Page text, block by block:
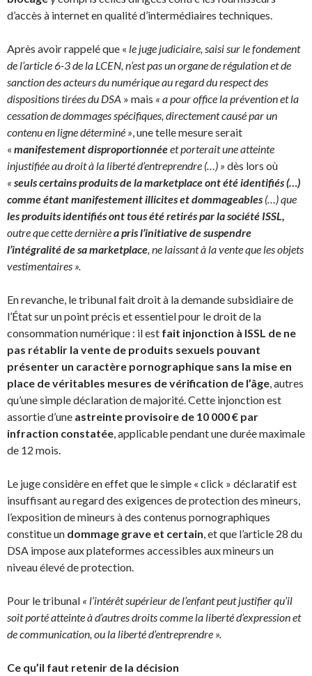
d’accès à internet en qualité d’intermédiaires techniques.
Après avoir rappelé que « le juge judiciaire, saisi sur le fondement
de l’article 6-3 de la LCEN, n’est pas un organe de régulation et de
sanction des acteurs du numérique au regard du respect des
dispositions tirées du DSA » mais « a pour office la prévention et la
cessation de dommages spécifiques, directement causé par un
contenu en ligne déterminé », une telle mesure serait
« manifestement disproportionnéeet porterait une atteinte
injustifiée au droit à la liberté d’entreprendre (…) » dès lors où
« seuls certains produits de la marketplace ont été identifiés (…)
comme étant manifestement illicites et dommageables (…) que
les produits identifiés ont tous été retirés par la société ISSL,
outre que cette dernièrea pris l’initiative de suspendre
l’intégralité de sa marketplace, ne laissant à la vente que les objets
vestimentaires ».
En revanche, le tribunal fait droit à la demande subsidiaire de
l’État sur un point précis et essentiel pour le droit de la
consommation numérique : il est fait injonction à ISSL de ne
pas rétablir la vente de produits sexuels pouvant
présenter un caractère pornographique sans la mise en
place de véritables mesures de vérification de l’âge, autres
qu’une simple déclaration de majorité. Cette injonction est
assortie d’une astreinte provisoire de 10 000 € par
infraction constatée, applicable pendant une durée maximale
de 12 mois.
Le juge considère en effet que le simple « click » déclaratif est
insuffisant au regard des exigences de protection des mineurs,
l’exposition de mineurs à des contenus pornographiques
constitue un dommage grave et certain, et que l’article 28 du
DSA impose aux plateformes accessibles aux mineurs un
niveau élevé de protection.
Pour le tribunal « l’intérêt supérieur de l’enfant peut justifier qu’il
soit porté atteinte à d’autres droits comme la liberté d’expression et
de communication, ou la liberté d’entreprendre ».
Ce qu’il faut retenir de la décision